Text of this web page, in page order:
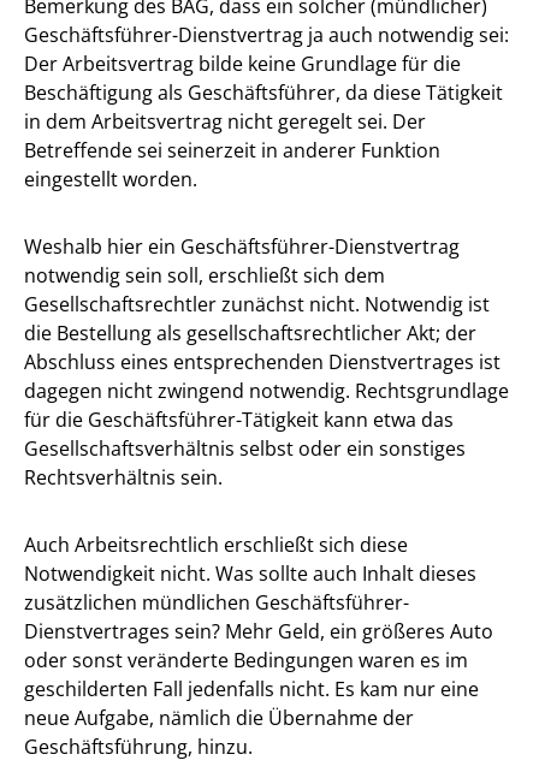
Bemerkung des BAG, dass ein solcher (mündlicher)
Geschäftsführer-Dienstvertrag ja auch notwendig sei:
Der Arbeitsvertrag bilde keine Grundlage für die
Beschäftigung als Geschäftsführer, da diese Tätigkeit
in dem Arbeitsvertrag nicht geregelt sei. Der
Betreffende sei seinerzeit in anderer Funktion
eingestellt worden.
Weshalb hier ein Geschäftsführer-Dienstvertrag
notwendig sein soll, erschließt sich dem
Gesellschaftsrechtler zunächst nicht. Notwendig ist
die Bestellung als gesellschaftsrechtlicher Akt; der
Abschluss eines entsprechenden Dienstvertrages ist
dagegen nicht zwingend notwendig. Rechtsgrundlage
für die Geschäftsführer-Tätigkeit kann etwa das
Gesellschaftsverhältnis selbst oder ein sonstiges
Rechtsverhältnis sein.
Auch Arbeitsrechtlich erschließt sich diese
Notwendigkeit nicht. Was sollte auch Inhalt dieses
zusätzlichen mündlichen Geschäftsführer-
Dienstvertrages sein? Mehr Geld, ein größeres Auto
oder sonst veränderte Bedingungen waren es im
geschilderten Fall jedenfalls nicht. Es kam nur eine
neue Aufgabe, nämlich die Übernahme der
Geschäftsführung, hinzu.